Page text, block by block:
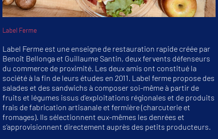
Label Ferme
Label Ferme est une enseigne de restauration rapide créée par
Benoît Bellonga et Guillaume Santin, deux fervents défenseurs
du commerce de proximité. Les deux amis ont constitué la
société à la fin de leurs études en 2011. Label ferme propose des
salades et des sandwichs à composer soi-même à partir de
fruits et légumes issus d’exploitations régionales et de produits
frais de fabrication artisanale et fermière (charcuterie et
fromages). Ils sélectionnent eux-mêmes les denrées et
s’approvisionnent directement auprès des petits producteurs.